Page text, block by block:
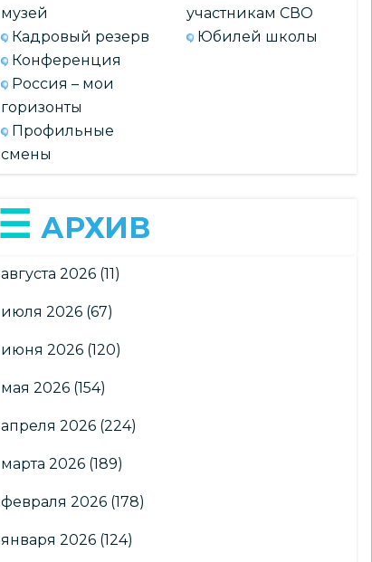
музей
Кадровый резерв
Конференция
Россия – мои
горизонты
Профильные
смены
участникам СВО
Юбилей школы
АРХИВ
августа 2026 (11)
июля 2026 (67)
июня 2026 (120)
мая 2026 (154)
апреля 2026 (224)
марта 2026 (189)
февраля 2026 (178)
января 2026 (124)